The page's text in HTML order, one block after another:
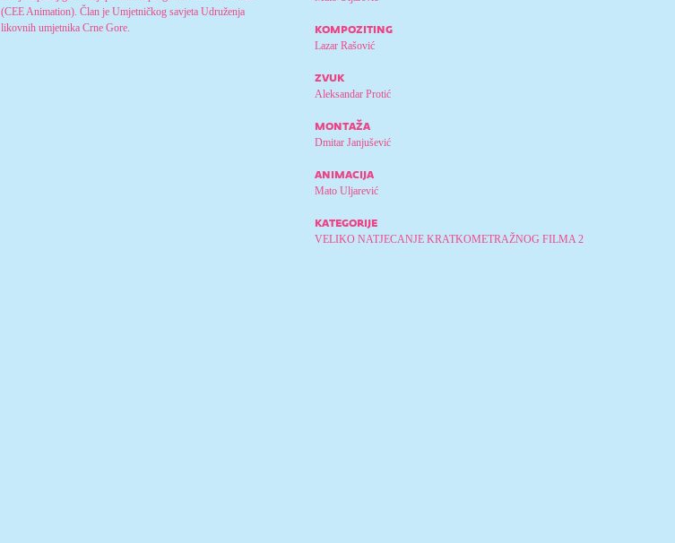
(CEE Animation). Član je Umjetničkog savjeta Udruženja
likovnih umjetnika Crne Gore.
kompoziting
Lazar Rašović
zvuk
Aleksandar Protić
montaža
Dmitar Janjušević
animacija
Mato Uljarević
kategorije
VELIKO NATJECANJE KRATKOMETRAŽNOG FILMA 2